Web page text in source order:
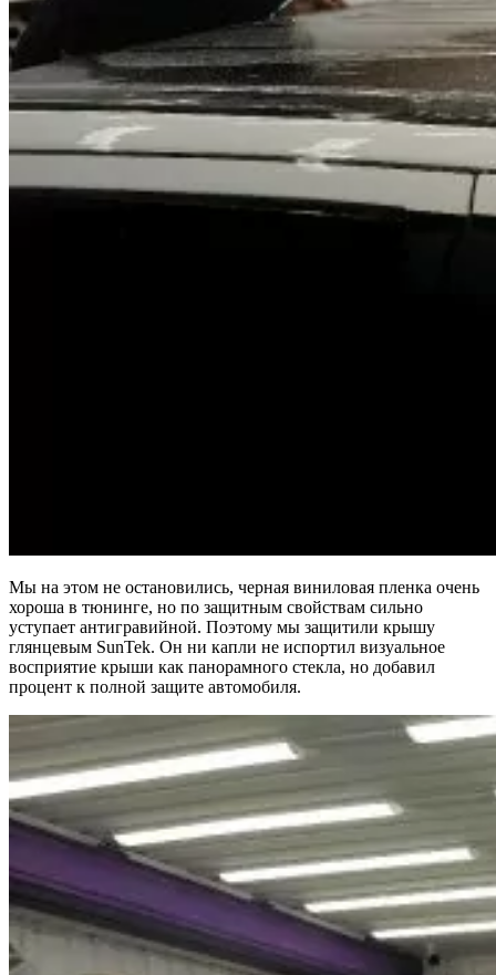
Мы на этом не остановились, черная виниловая пленка очень
хороша в тюнинге, но по защитным свойствам сильно
уступает антигравийной. Поэтому мы защитили крышу
глянцевым SunTek. Он ни капли не испортил визуальное
восприятие крыши как панорамного стекла, но добавил
процент к полной защите автомобиля.